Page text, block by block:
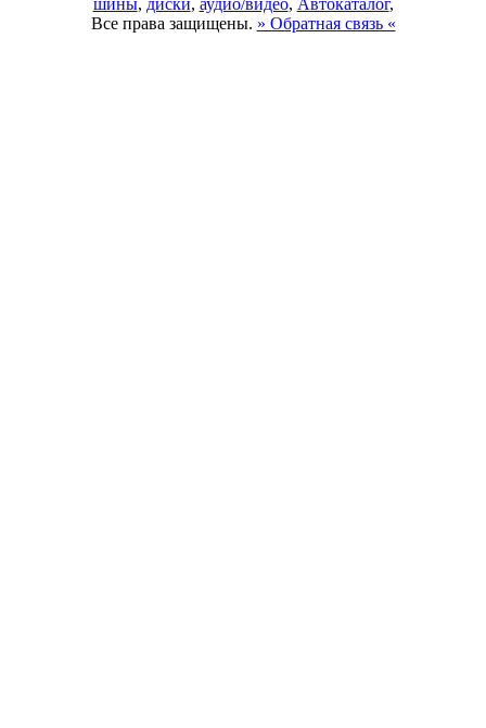
Все права защищены. » Обратная связь «